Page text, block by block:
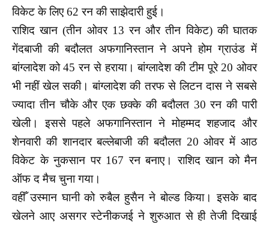
विकेट के लिए 62 रन की साझेदारी हुई।
राशिद खान (तीन ओवर 13 रन और तीन विकेट) की घातक
गेंदबाजी की बदौलत अफगानिस्तान ने अपने होम ग्राउंड में
बांग्लादेश को 45 रन से हराया। बांग्लादेश की टीम पूरे 20 ओवर
भी नहीं खेल सकी। बांग्लादेश की तरफ से लिटन दास ने सबसे
ज्यादा तीन चौके और एक छक्के की बदौलत 30 रन की पारी
खेली। इससे पहले अफगानिस्तान ने मोहम्मद शहजाद और
शेनवारी की शानदार बल्लेबाजी की बदौलत 20 ओवर में आठ
विकेट के नुकसान पर 167 रन बनाए। राशिद खान को मैन
ऑफ द मैच चुना गया।
वहीँ उस्मान घानी को रुबैल हुसैन ने बोल्ड किया। इसके बाद
खेलने आए असगर स्टेनीकजई ने शुरुआत से ही तेजी दिखाई